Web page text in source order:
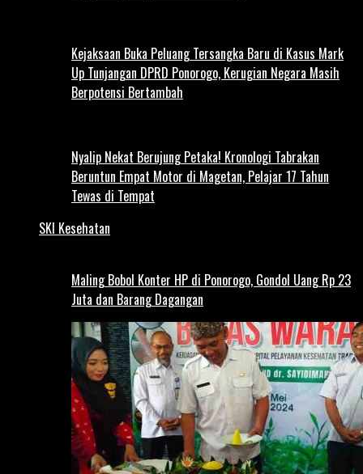
Kejaksaan Buka Peluang Tersangka Baru di Kasus Mark
Up Tunjangan DPRD Ponorogo, Kerugian Negara Masih
Berpotensi Bertambah
Nyalip Nekat Berujung Petaka! Kronologi Tabrakan
Beruntun Empat Motor di Magetan, Pelajar 17 Tahun
Tewas di Tempat
SKI Kesehatan
Maling Bobol Konter HP di Ponorogo, Gondol Uang Rp 23
Juta dan Barang Dagangan